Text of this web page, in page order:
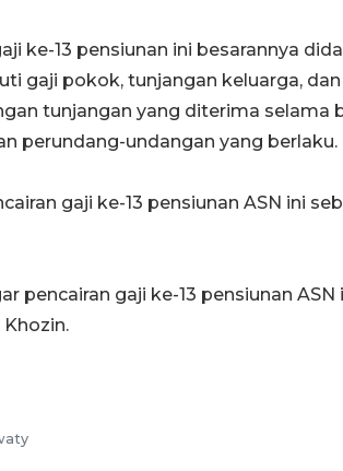
ke-13 pensiunan ini besarannya
gaji pokok, tunjangan keluarga,
tunjangan yang diterima selama
perundang-undangan yang berlaku.
gaji ke-13 pensiunan ASN ini
pencairan gaji ke-13 pensiunan